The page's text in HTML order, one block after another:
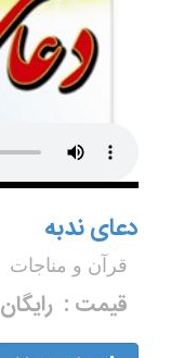
دعای ندبه
قرآن و مناجات
قیمت : رایگان